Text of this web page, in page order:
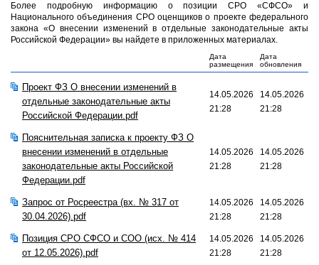
Более подробную информацию о позиции СРО «СФСО» и
Национального объединения СРО оценщиков о проекте федерального
закона «О внесении изменений в отдельные законодательные акты
Российской Федерации» вы найдете в приложенных материалах.
Дата
размещения
Дата
обновления
Проект ФЗ О внесении изменений в
отдельные законодательные акты
Российской Федерации.pdf
14.05.2026
21:28
14.05.2026
21:28
Пояснительная записка к проекту ФЗ О
внесении изменений в отдельные
законодательные акты Российской
Федерации.pdf
14.05.2026
21:28
14.05.2026
21:28
Запрос от Росреестра (вх. № 317 от
30.04.2026).pdf
14.05.2026
21:28
14.05.2026
21:28
Позиция СРО СФСО и СОО (исх. № 414
от 12.05.2026).pdf
14.05.2026
21:28
14.05.2026
21:28